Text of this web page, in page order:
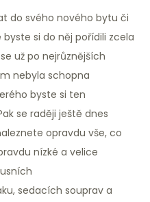
do svého nového bytu či
si do něj pořídili zcela
už po nejrůznějších
nebyla schopna
byste si ten
se raději ještě dnes
opravdu vše, co
nízké a velice
, sedacích souprav a